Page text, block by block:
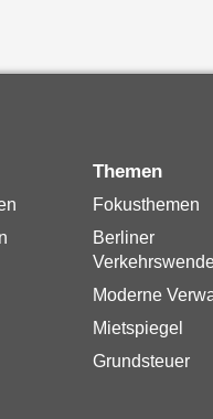
Themen
Fokusthemen
Berliner
Moderne
Mietspiegel
Grundsteuer